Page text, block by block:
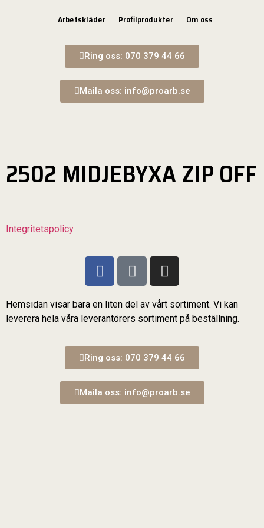
Arbetskläder Profilprodukter Om oss
Ring oss: 070 379 44 66
Maila oss: info@proarb.se
2502 MIDJEBYXA ZIP OFF
Integritetspolicy
Hemsidan visar bara en liten del av vårt sortiment. Vi kan
leverera hela våra leverantörers sortiment på beställning.
Ring oss: 070 379 44 66
Maila oss: info@proarb.se